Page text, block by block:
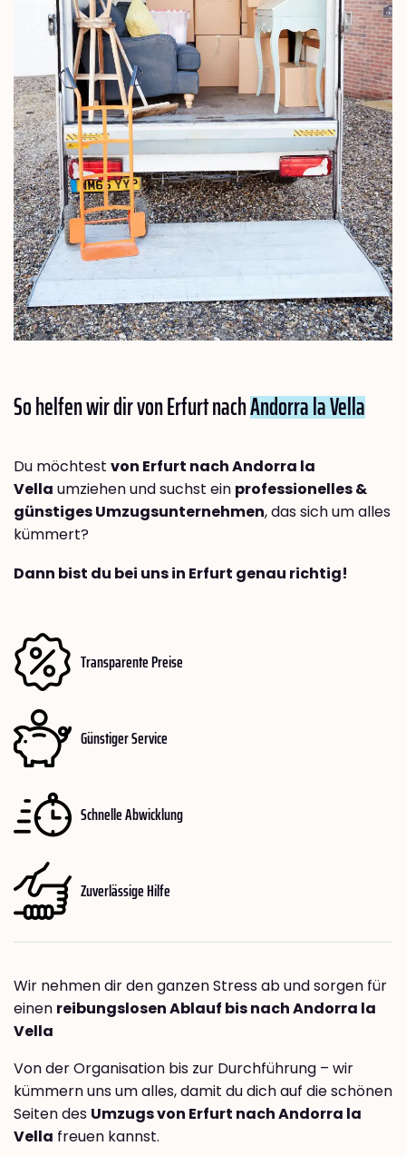
So helfen wir dir von Erfurt nachAndorra la Vella
Du möchtest von Erfurt nach Andorra la
Vella umziehen und suchst ein professionelles &
günstiges Umzugsunternehmen, das sich um alles
kümmert?
Dann bist du bei uns in Erfurt genau richtig!
Transparente Preise
Günstiger Service
Schnelle Abwicklung
Zuverlässige Hilfe
Wir nehmen dir den ganzen Stress ab und sorgen für
einen reibungslosen Ablauf bis nach Andorra la
Vella
Von der Organisation bis zur Durchführung – wir
kümmern uns um alles, damit du dich auf die schönen
Seiten des Umzugs von Erfurt nach Andorra la
Vella freuen kannst.